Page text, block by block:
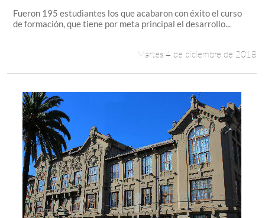
Fueron 195 estudiantes los que acabaron con éxito el curso
de formación, que tiene por meta principal el desarrollo...
Martes 4 de diciembre de 2018